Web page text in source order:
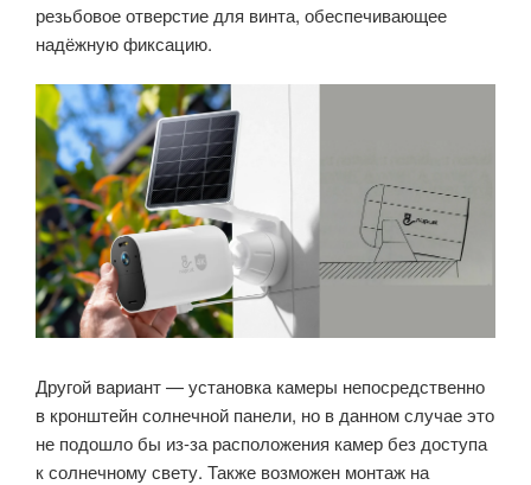
резьбовое отверстие для винта, обеспечивающее
надёжную фиксацию.
Другой вариант — установка камеры непосредственно
в кронштейн солнечной панели, но в данном случае это
не подошло бы из-за расположения камер без доступа
к солнечному свету. Также возможен монтаж на